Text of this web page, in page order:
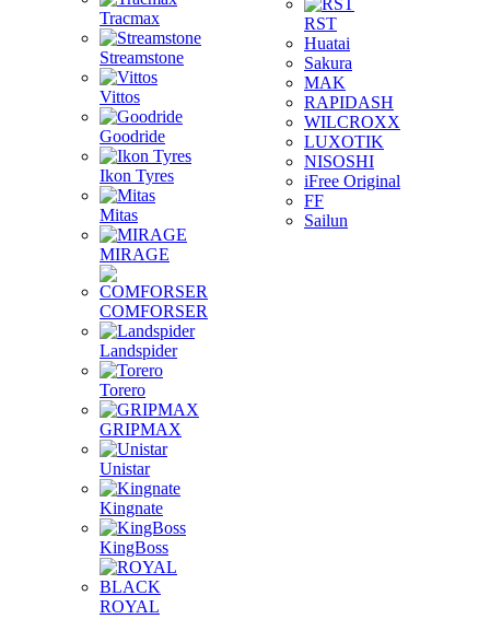
Tracmax
Streamstone
Vittos
Goodride
Ikon Tyres
Mitas
MIRAGE
COMFORSER
Landspider
Torero
GRIPMAX
Unistar
Kingnate
KingBoss
ROYAL
RST
Huatai
Sakura
MAK
RAPIDASH
WILCROXX
LUXOTIK
NISOSHI
iFree Original
FF
Sailun